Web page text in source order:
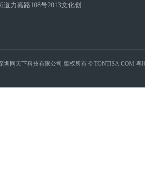
力嘉路108号2013文化创
圳同天下科技有限公司 版权所有 © TONTISA.COM 粤